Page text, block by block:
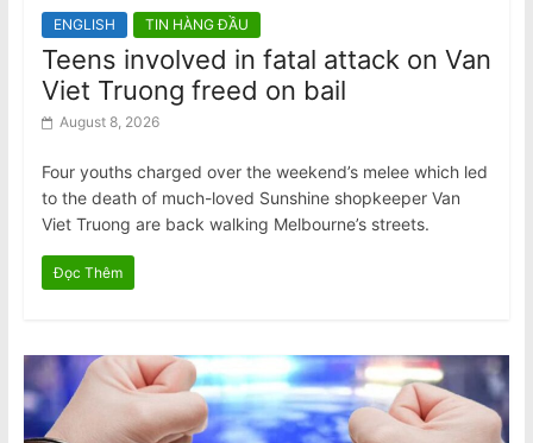
ENGLISH TIN HÀNG ĐẦU
Teens involved in fatal attack on Van
Viet Truong freed on bail
August 8, 2026
Four youths charged over the weekend’s melee which led
to the death of much-loved Sunshine shopkeeper Van
Viet Truong are back walking Melbourne’s streets.
Đọc Thêm